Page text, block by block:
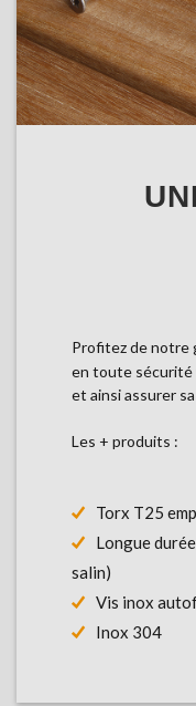
Profitez de notre
en toute sécurité
et ainsi assurer
Les + produits :
Torx T25
Longue
salin)
Vis inox
Inox 304